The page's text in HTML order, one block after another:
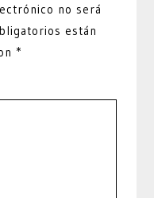
no será
están
*